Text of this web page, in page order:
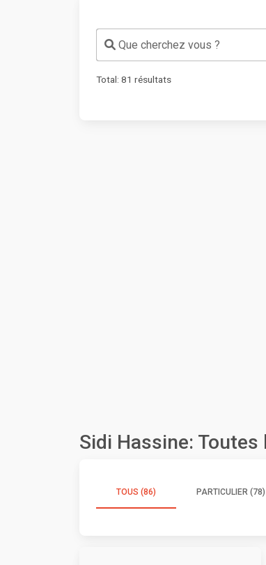
Que cherchez vous ?
Total: 81 résultats
Sidi Hassine: Toutes
TOUS (86) PARTICULIER (78)